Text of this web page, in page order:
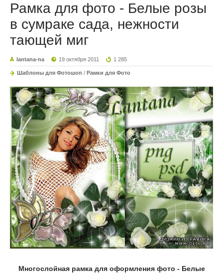
Рамка для фото - Белые розы
в сумраке сада, нежности
тающей миг
lantana-na 19 октября 2011 1 285
Шаблоны для Фотошоп / Рамки для Фото
Многослойная рамка для оформления фото - Белые